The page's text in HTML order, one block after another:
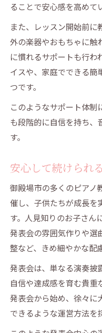
ることで安心感を高めて
また、レッスン開始前に
外の楽器やおもちゃに触
に慣れるサポートも行わ
イスや、家庭でできる簡
つです。
このようなサポート体制
も段階的に自信を持ち、
す。
安心して続けられ
御殿場市の多くのピアノ
催し、子供たちが成長を
す。人見知りのお子さん
発表会の雰囲気作りや選
整など、きめ細やかな配
発表会は、単なる演奏披
自信や達成感を育む貴重
発表会から始め、徐々に
できるような運営方法を